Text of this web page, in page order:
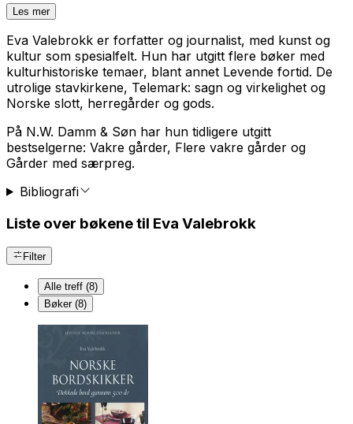
Les mer
Eva Valebrokk er forfatter og journalist, med kunst og
kultur som spesialfelt. Hun har utgitt flere bøker med
kulturhistoriske temaer, blant annet Levende fortid. De
utrolige stavkirkene, Telemark: sagn og virkelighet og
Norske slott, herregårder og gods.
På N.W. Damm & Søn har hun tidligere utgitt
bestselgerne: Vakre gårder, Flere vakre gårder og
Gårder med særpreg.
Bibliografi
Liste over bøkene til Eva Valebrokk
Filter
Alle treff (8)
Bøker (8)